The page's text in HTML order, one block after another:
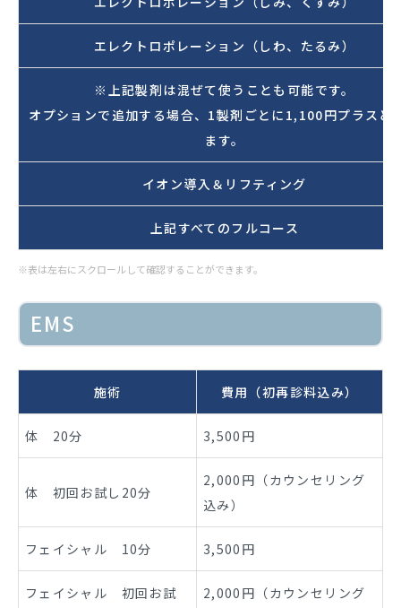
エレクトロポレーション（しわ、たるみ）
※上記製剤は混ぜて使うことも可能です。
オプションで追加する場合、1製剤ごとに1,100円プラスと
ます。
イオン導入＆リフティング
上記すべてのフルコース
※表は左右にスクロールして確認することができます。
EMS
施術 費用（初再診料込み）
体 20分 3,500円
体 初回お試し20分
2,000円（カウンセリング
込み）
フェイシャル 10分 3,500円
フェイシャル 初回お試
2,000円（カウンセリング